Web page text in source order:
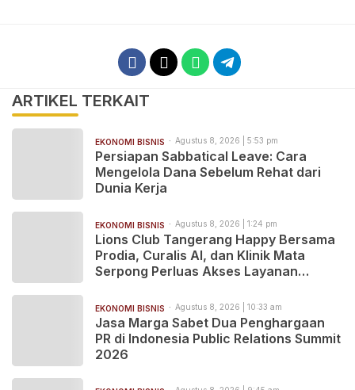
ARTIKEL TERKAIT
EKONOMI BISNIS Agustus 8, 2026 | 5:53 pm
Persiapan Sabbatical Leave: Cara
Mengelola Dana Sebelum Rehat dari
Dunia Kerja
EKONOMI BISNIS Agustus 8, 2026 | 1:24 pm
Lions Club Tangerang Happy Bersama
Prodia, Curalis AI, dan Klinik Mata
Serpong Perluas Akses Layanan
Sosial Kesehatan
EKONOMI BISNIS Agustus 8, 2026 | 10:33 am
Jasa Marga Sabet Dua Penghargaan
PR di Indonesia Public Relations Summit
2026